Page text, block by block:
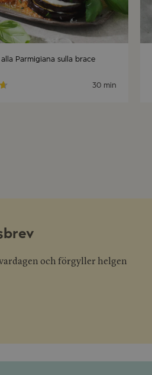
Parmigiana sulla brace
30 min
och förgyller helgen